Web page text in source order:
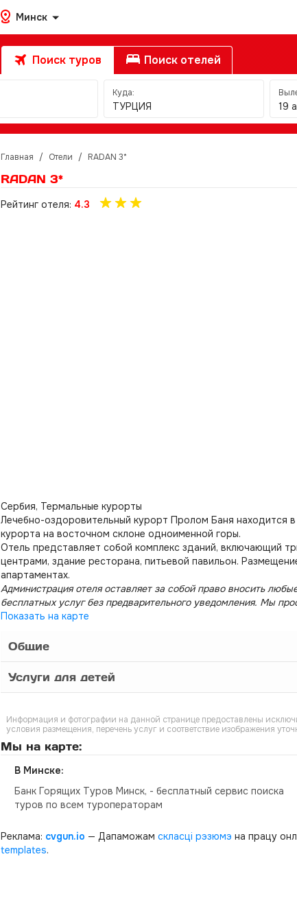
Минск
Поиск туров Поиск отелей
Куда:
ТУРЦИЯ 19
Главная / Отели / RADAN 3*
RADAN 3*
Рейтинг отеля: 4.3
Сербия, Термальные курорты
Лечебно-оздоровительный курорт Пролом Баня находится
курорта на восточном склоне одноименной горы.
Отель представляет собой комплекс зданий, включающий
центрами, здание ресторана, питьевой павильон.
апартаментах.
Администрация отеля оставляет за собой право вносить
бесплатных услуг без предварительного уведомления. Мы
Показать на карте
Общие
Услуги для детей
Информация и фотографии на данной странице предоставлены
условия размещения, перечень услуг и соответствие изображения
Мы на карте:
В Минске:
Банк Горящих Туров Минск, - бесплатный сервис поиска
туров по всем туроператорам
Реклама: cvgun.io — Дапаможам скласці рэзюмэ на працу
templates.